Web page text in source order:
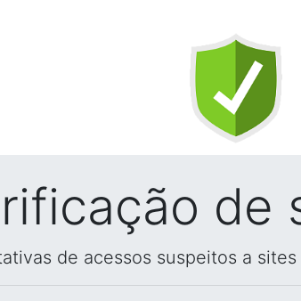
de
de acessos suspeitos a